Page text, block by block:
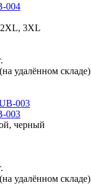
004
3XL
(на удалённом складе)
003
черный
(на удалённом складе)